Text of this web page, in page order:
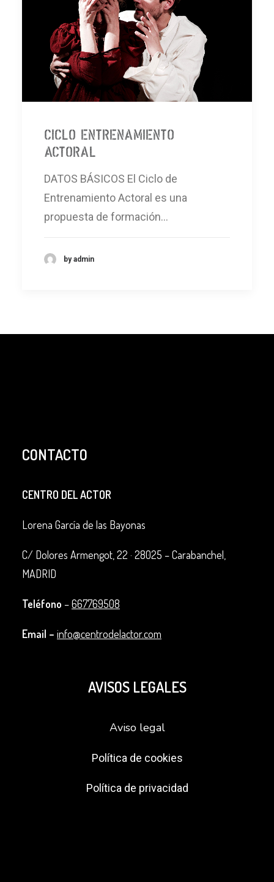
Ciclo ENTRENAMIENTO
ACTORAL
DATOS BÁSICOS El Ciclo de
Entrenamiento Actoral es una
propuesta de formación…
by admin
CONTACTO
CENTRO DEL ACTOR
Lorena García de las Bayonas
C/ Dolores Armengot, 22 · 28025 – Carabanchel,
MADRID
Teléfono –667769508
Email – info@centrodelactor.com
AVISOS LEGALES
Aviso legal
Política de cookies
Política de privacidad